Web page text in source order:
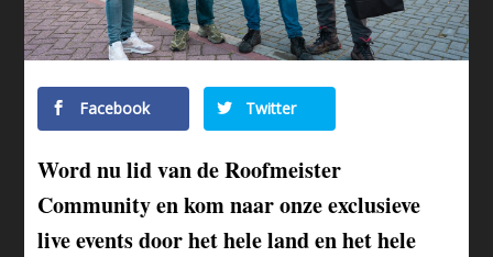
Facebook Twitter
Word nu lid van de Roofmeister
Community en kom naar onze exclusieve
live events door het hele land en het hele